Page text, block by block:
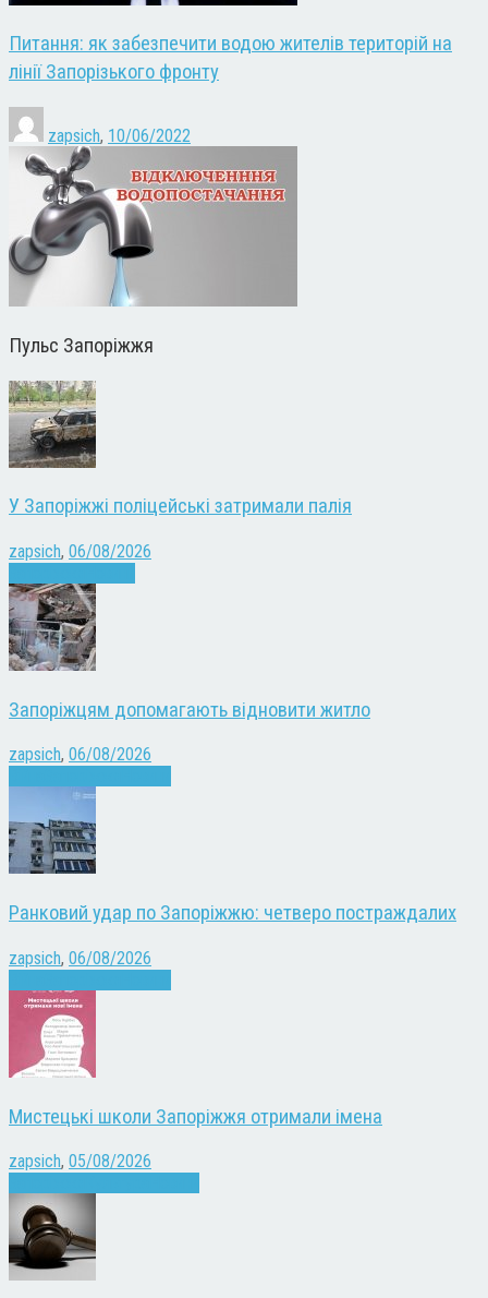
Питання: як забезпечити водою жителів територій на
лінії Запорізького фронту
zapsich, 10/06/2022
Пульс Запоріжжя
У Запоріжжі поліцейські затримали палія
zapsich, 06/08/2026
Запоріжцям допомагають відновити житло
zapsich, 06/08/2026
Ранковий удар по Запоріжжю: четверо постраждалих
zapsich, 06/08/2026
Мистецькі школи Запоріжжя отримали імена
zapsich, 05/08/2026